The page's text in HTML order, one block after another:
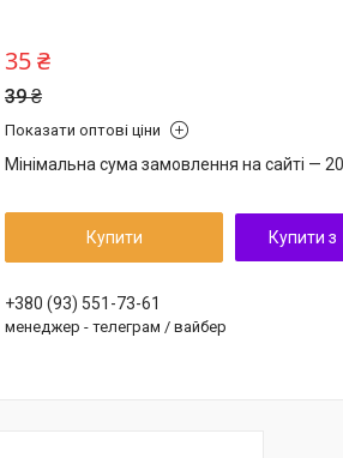
39 ₴
35 ₴
Показати оптові ціни
Мінімальна сума замовлення на сайті —
Купити Купити з
+380 (93) 551-73-61
менеджер - телеграм / вайбер